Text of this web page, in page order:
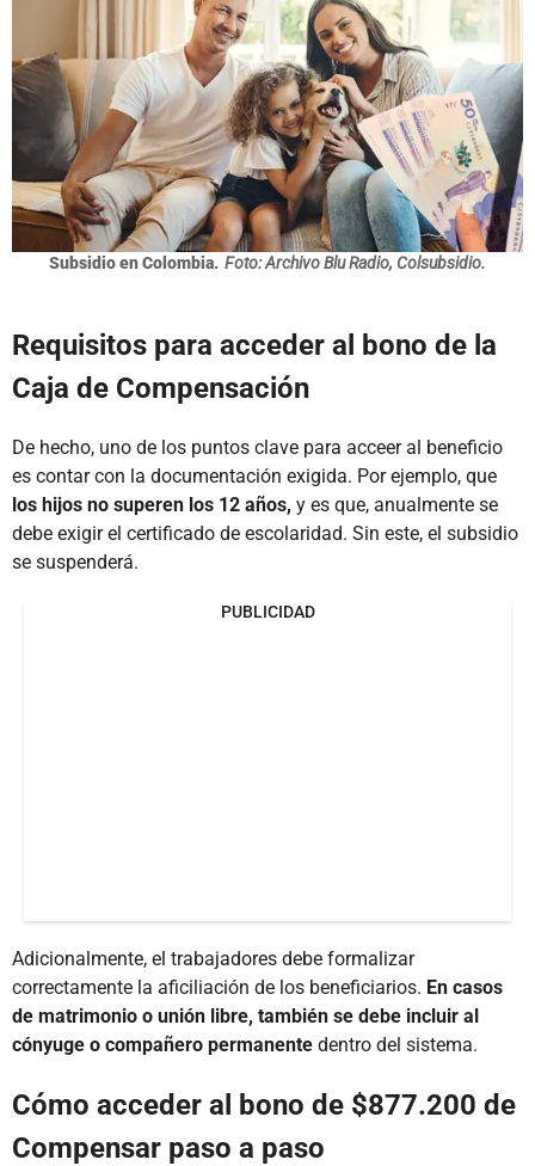
Subsidio en Colombia. Foto: Archivo Blu Radio, Colsubsidio.
Requisitos para acceder al bono de la
Caja de Compensación
De hecho, uno de los puntos clave para acceer al beneficio
es contar con la documentación exigida. Por ejemplo, que
los hijos no superen los 12 años, y es que, anualmente se
debe exigir el certificado de escolaridad. Sin este, el subsidio
se suspenderá.
PUBLICIDAD
Adicionalmente, el trabajadores debe formalizar
correctamente la aficiliación de los beneficiarios. En casos
de matrimonio o unión libre, también se debe incluir al
cónyuge o compañero permanente dentro del sistema.
Cómo acceder al bono de $877.200 de
Compensar paso a paso